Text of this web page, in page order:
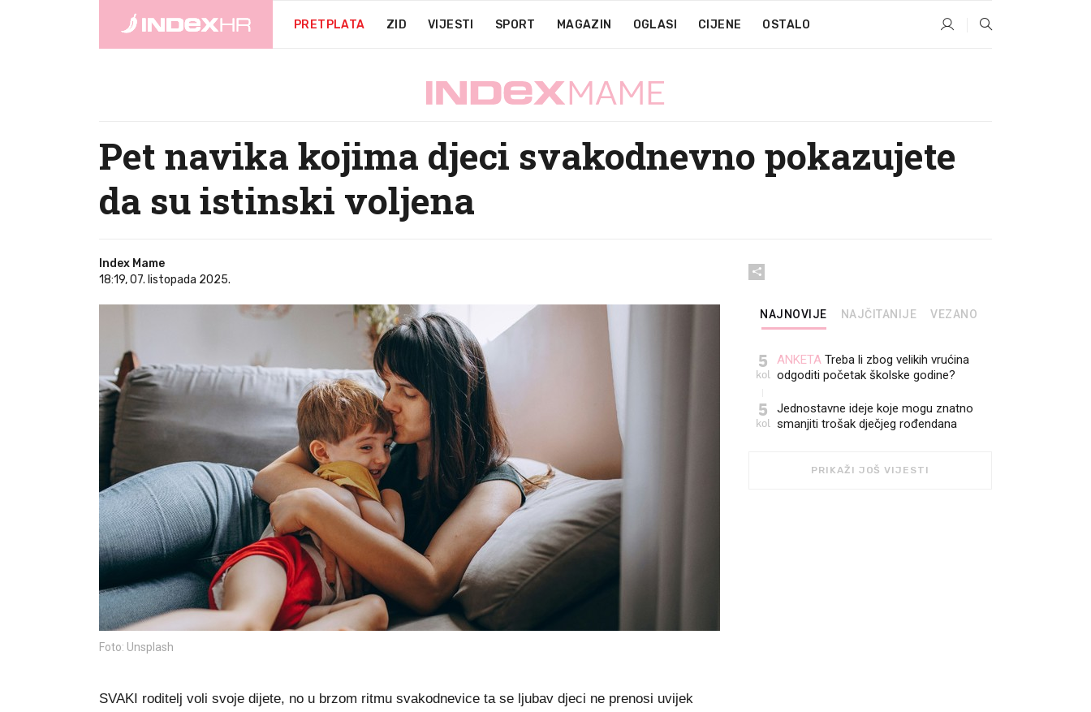
PRETPLATA ZID VIJESTI SPORT MAGAZIN OGLASI CIJENE OSTALO
Pet navika kojima djeci svakodnevno pokazujete
da su istinski voljena
Index Mame
18:19, 07. listopada 2025.
Foto: Unsplash
SVAKI roditelj voli svoje dijete, no u brzom ritmu svakodnevice ta se ljubav djeci ne prenosi uvijek
NAJNOVIJE NAJČITANIJE VEZANO
5
kol
ANKETA Treba li zbog velikih vrućina
odgoditi početak školske godine?
5
kol
Jednostavne ideje koje mogu znatno
smanjiti trošak dječjeg rođendana
PRIKAŽI JOŠ VIJESTI